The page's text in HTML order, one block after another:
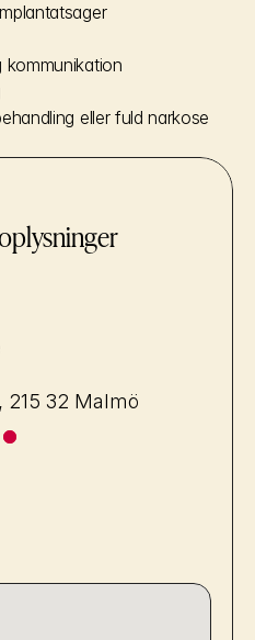
kommunikation
eller fuld narkose
215 32 Malmö